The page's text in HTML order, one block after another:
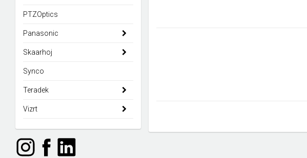
PTZOptics
Panasonic
Skaarhoj
Synco
Teradek
Vizrt